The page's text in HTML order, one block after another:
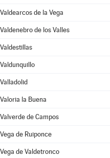
Valdearcos de la Vega
Valdenebro de los Valles
Valdestillas
Valdunquillo
Valladolid
Valoria la Buena
Valverde de Campos
Vega de Ruiponce
Vega de Valdetronco